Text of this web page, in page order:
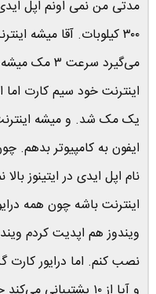
‌مدتی من نمی اونم اپل
۳۰۰ کیلوبات. آقا میشه
می‌گیرد سرعت ۳ مک میشه از. طریق سیم بدهم
اینترنت خود سیم کارت
یک مک شد. و میشه
ایفون به کامپیوتر
نام اپل ایدی در ایتینوز
اینترنت باشه چون همه